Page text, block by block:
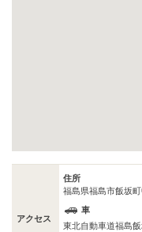
アクセス
住所
福島県福島市飯坂
車
東北自動車道福島